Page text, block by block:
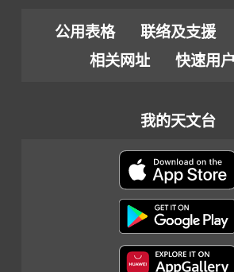
公用表格 联络及支援
相关网址
快速用
我的天文台